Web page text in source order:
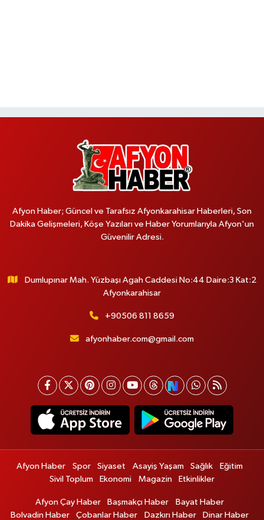
Afyon Haber; Güncel ve Tarafsız Afyonkarahisar Haberleri, Son
Dakika Gelişmeleri, Köşe Yazıları ve Haber Yorumlarıyla Afyon'un
Güvenilir Adresi.
Dumlupınar Mah. Yüzbaşı Agah Caddesi No:44 Daire:3 Kat:2
Afyonkarahisar
+90506 811 8659
afyonhaber.com@gmail.com
Afyon Haber Spor Siyaset Asayiş Yaşam Sağlık
Eğitim
Sivil Toplum
Ekonomi Magazin Etkinlikler
Afyon Çay Haber Başmakçı Haber
Bayat Haber
Bolvadin Haber
Çobanlar Haber Dazkırı Haber Dinar Haber